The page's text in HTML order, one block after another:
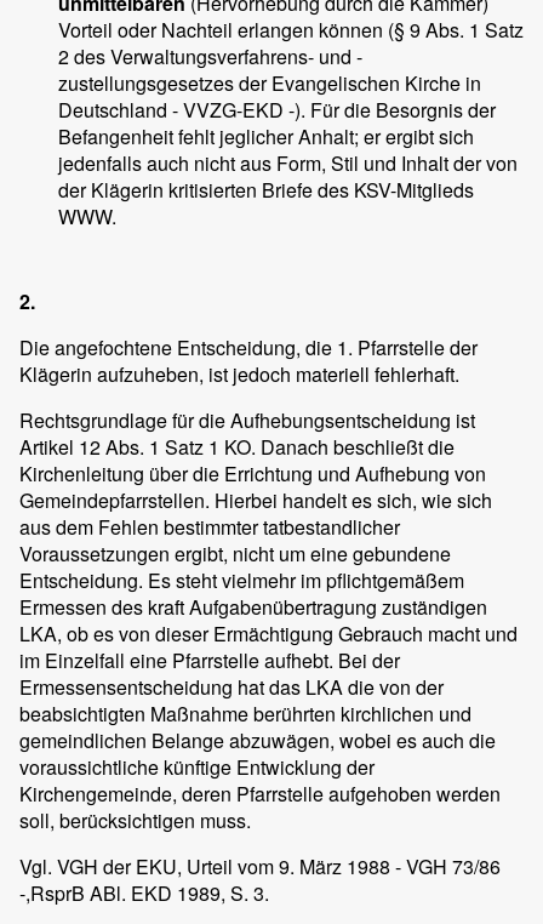
Vorteil oder Nachteil erlangen können (§ 9 Abs. 1 Satz
2 des Verwaltungsverfahrens- und -
zustellungsgesetzes der Evangelischen Kirche in
Deutschland - VVZG-EKD -). Für die Besorgnis der
Befangenheit fehlt jeglicher Anhalt; er ergibt sich
jedenfalls auch nicht aus Form, Stil und Inhalt der von
der Klägerin kritisierten Briefe des KSV-Mitglieds
WWW.
2.
Die angefochtene Entscheidung, die 1. Pfarrstelle der
Klägerin aufzuheben, ist jedoch materiell fehlerhaft.
Rechtsgrundlage für die Aufhebungsentscheidung ist
Artikel 12 Abs. 1 Satz 1 KO. Danach beschließt die
Kirchenleitung über die Errichtung und Aufhebung von
Gemeindepfarrstellen. Hierbei handelt es sich, wie sich
aus dem Fehlen bestimmter tatbestandlicher
Voraussetzungen ergibt, nicht um eine gebundene
Entscheidung. Es steht vielmehr im pflichtgemäßem
Ermessen des kraft Aufgabenübertragung zuständigen
LKA, ob es von dieser Ermächtigung Gebrauch macht und
im Einzelfall eine Pfarrstelle aufhebt. Bei der
Ermessensentscheidung hat das LKA die von der
beabsichtigten Maßnahme berührten kirchlichen und
gemeindlichen Belange abzuwägen, wobei es auch die
voraussichtliche künftige Entwicklung der
Kirchengemeinde, deren Pfarrstelle aufgehoben werden
soll, berücksichtigen muss.
Vgl. VGH der EKU, Urteil vom 9. März 1988 - VGH 73/86
-,RsprB ABl. EKD 1989, S. 3.